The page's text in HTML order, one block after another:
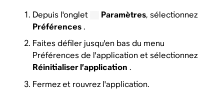
Depuis l'onglet Paramètres, sélectionnez
Préférences.
Faites défiler jusqu'en bas du menu
Préférences de l'application et sélectionnez
Réinitialiser l’application .
Fermez et rouvrez l'application.